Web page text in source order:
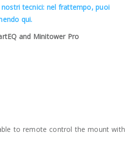
tecnici: nel frattempo, puoi
qui.
and Minitower Pro
to remote control the mount with